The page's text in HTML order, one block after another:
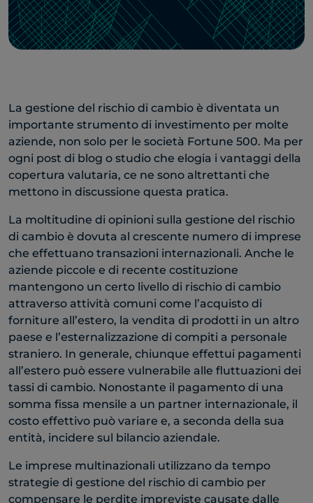
La gestione del rischio di cambio è diventata un
importante strumento di investimento per molte
aziende, non solo per le società Fortune 500. Ma per
ogni post di blog o studio che elogia i vantaggi della
copertura valutaria, ce ne sono altrettanti che
mettono in discussione questa pratica.
La moltitudine di opinioni sulla gestione del rischio
di cambio è dovuta al crescente numero di imprese
che effettuano transazioni internazionali. Anche le
aziende piccole e di recente costituzione
mantengono un certo livello di rischio di cambio
attraverso attività comuni come l’acquisto di
forniture all’estero, la vendita di prodotti in un altro
paese e l’esternalizzazione di compiti a personale
straniero. In generale, chiunque effettui pagamenti
all’estero può essere vulnerabile alle fluttuazioni dei
tassi di cambio. Nonostante il pagamento di una
somma fissa mensile a un partner internazionale, il
costo effettivo può variare e, a seconda della sua
entità, incidere sul bilancio aziendale.
Le imprese multinazionali utilizzano da tempo
strategie di gestione del rischio di cambio per
compensare le perdite impreviste causate dalle